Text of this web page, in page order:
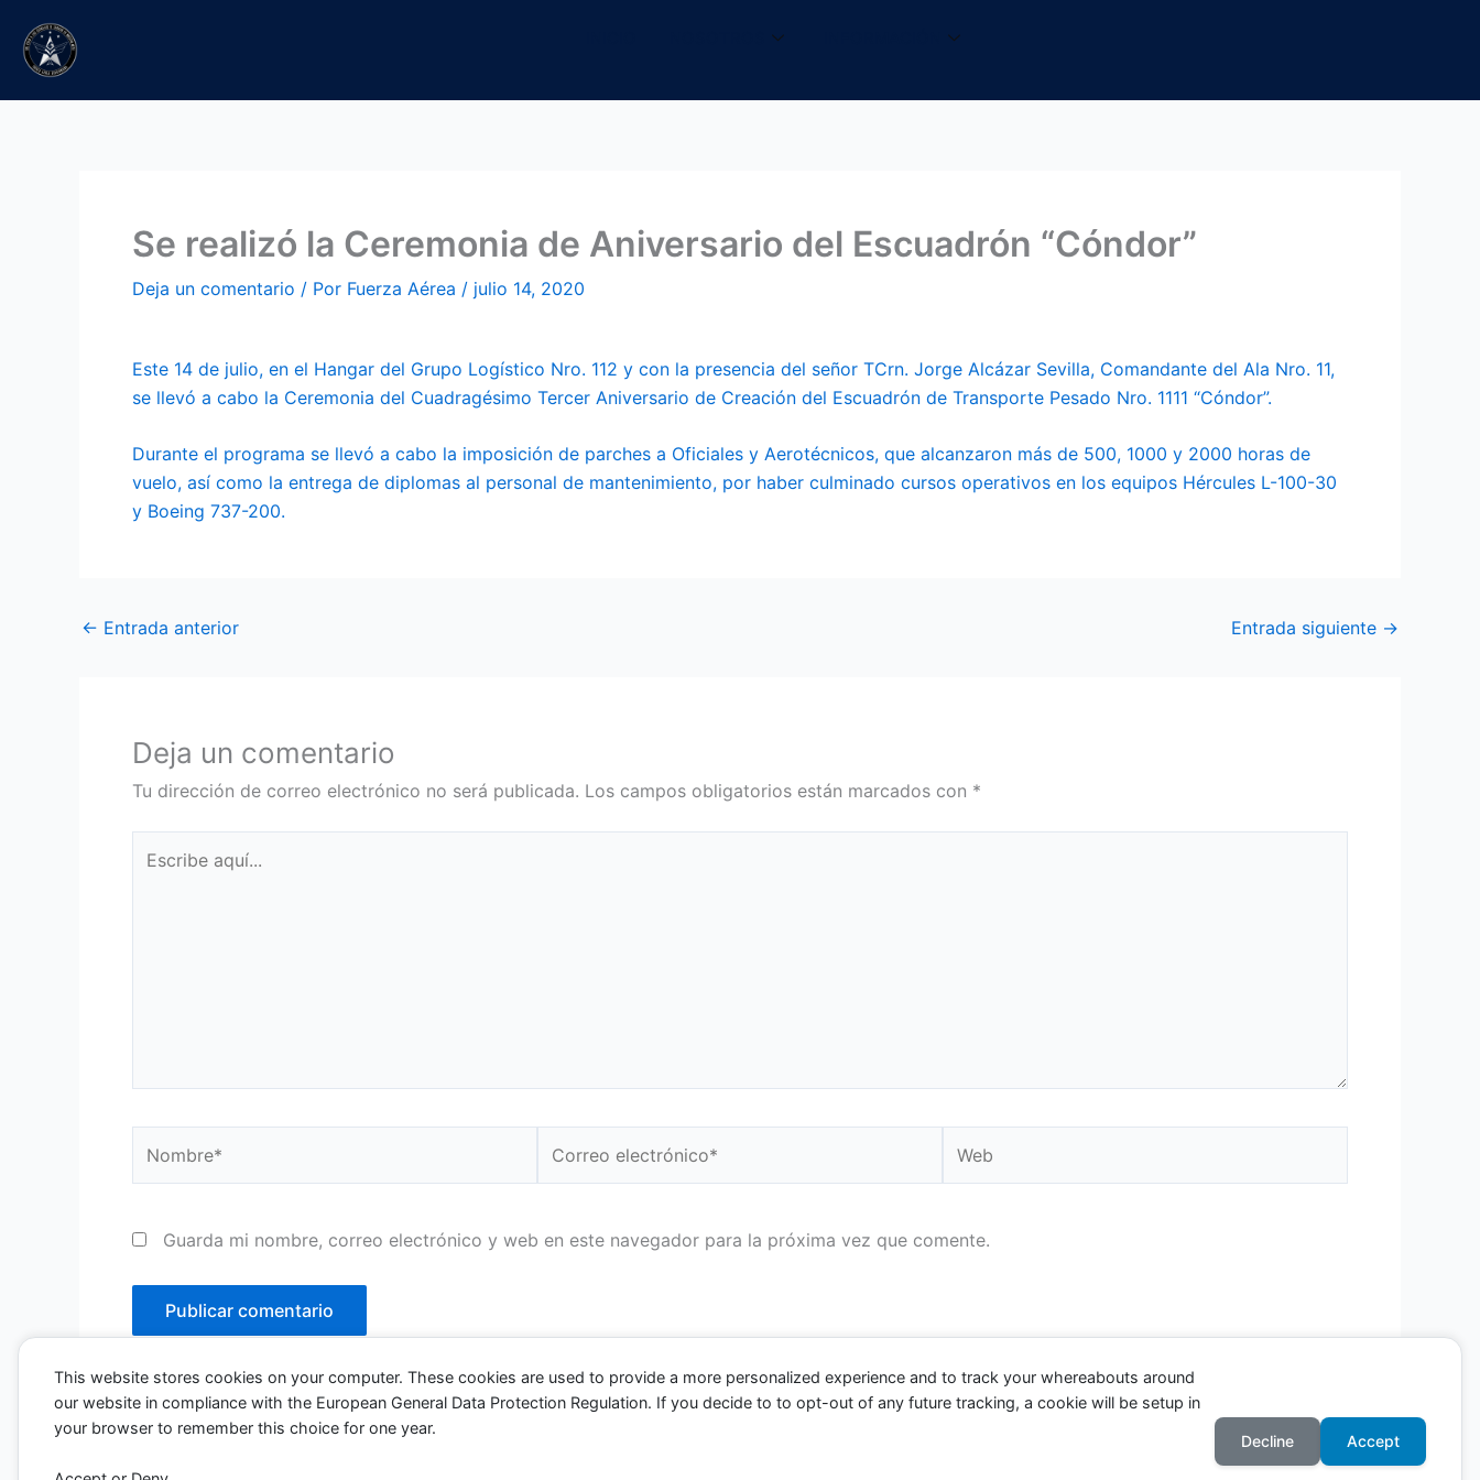
contenido
Se realizó la Ceremonia de Aniversario del Escuadrón “Cóndor”
Deja un comentario / Por Fuerza Aérea / julio 14, 2020
Este 14 de julio, en el Hangar del Grupo Logístico Nro. 112 y con la presencia del señor TCrn. Jorge Alcázar Sevilla, Comandante del Ala Nro. 11,
se llevó a cabo la Ceremonia del Cuadragésimo Tercer Aniversario de Creación del Escuadrón de Transporte Pesado Nro. 1111 “Cóndor”.
Durante el programa se llevó a cabo la imposición de parches a Oficiales y Aerotécnicos, que alcanzaron más de 500, 1000 y 2000 horas de
vuelo, así como la entrega de diplomas al personal de mantenimiento, por haber culminado cursos operativos en los equipos Hércules L-100-30
y Boeing 737-200.
← Entrada anterior Entrada siguiente →
Deja un comentario
Tu dirección de correo electrónico no será publicada. Los campos obligatorios están marcados con *
aquí...
electrónico*
Guarda mi nombre, correo electrónico y web en este navegador para la próxima vez que comente.
This website stores cookies on your computer. These cookies are used to provide a more personalized experience and to track your whereabouts around
our website in compliance with the European General Data Protection Regulation. If you decide to to opt-out of any future tracking, a cookie will be setup in
your browser to remember this choice for one year.
Decline Accept